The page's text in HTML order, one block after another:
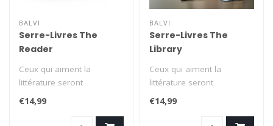
BALVI
Serre-Livres The
Reader
Ceux qui aiment la
littérature seront
certainement charmés par
ce support de l..
€14,99
BALVI
Serre-Livres The
Library
Ceux qui aiment la
littérature seront
certainement charmés par
ce support de l..
€14,99